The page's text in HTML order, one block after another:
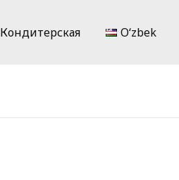
Кондитерская Oʻzbek